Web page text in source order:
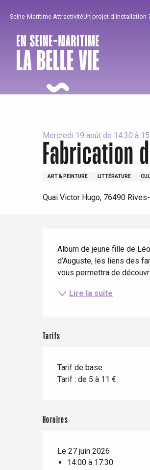
principal
Seine-Maritime AttractivitéUn projet d'installation
Offranville
Pour profiter
Tout l'agenda
Avec les enfants
Entre amis
Incontournables
Lieux branchés
Bien de chez nous !
Séjours en bord de
Séjours à vélo
Mercredi 19 août de 14:30 à
Fabrication
ART & PEINTURE LITTÉRATURE
Quai Victor Hugo, 76490
Album de jeune fille de
d’Auguste, les liens des
vous permettra de
Lire la suite
Tarifs
Tarif de base
Tarif : de 5 à 11 €
Horaires
Le 27 juin 2026
14:00 à 17:30